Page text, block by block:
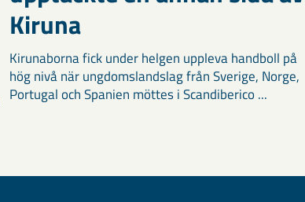
Kiruna
Kirunaborna fick under helgen uppleva handboll på
hög nivå när ungdomslandslag från Sverige, Norge,
Portugal och Spanien möttes i Scandiberico ...